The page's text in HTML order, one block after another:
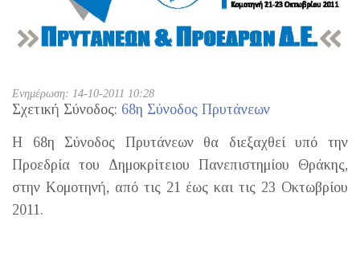
Ενημέρωση: 14-10-2011 10:28
Σχετική Σύνοδος: 68η Σύνοδος Πρυτάνεων
Η 68η Σύνοδος Πρυτάνεων θα διεξαχθεί υπό την
Προεδρία του Δημοκρίτειου Πανεπιστημίου Θράκης,
στην Κομοτηνή, από τις 21 έως και τις 23 Οκτωβρίου
2011.